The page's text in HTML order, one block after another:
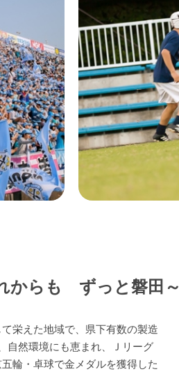
からも ずっと磐田～
栄えた地域で、県下有数の製造
自然環境にも恵まれ、Ｊリーグ
輪・卓球で金メダルを獲得した